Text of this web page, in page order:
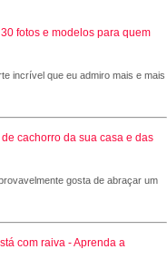
fotos e modelos para quem
incrível que eu admiro mais e mais
cachorro da sua casa e das
gosta de abraçar um
com raiva - Aprenda a